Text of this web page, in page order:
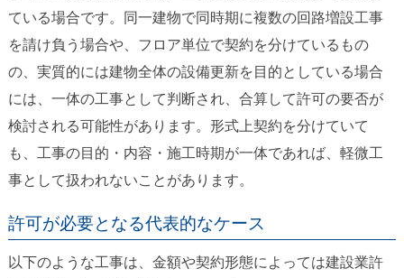
ている場合です。同一建物で同時期に複数の回路増設工事
を請け負う場合や、フロア単位で契約を分けているもの
の、実質的には建物全体の設備更新を目的としている場合
には、一体の工事として判断され、合算して許可の要否が
検討される可能性があります。形式上契約を分けていて
も、工事の目的・内容・施工時期が一体であれば、軽微工
事として扱われないことがあります。
許可が必要となる代表的なケース
以下のような工事は、金額や契約形態によっては建設業許